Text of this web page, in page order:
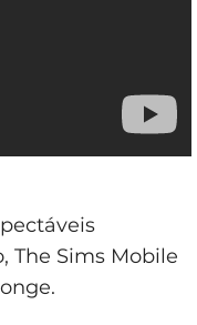
The Sims Mobile